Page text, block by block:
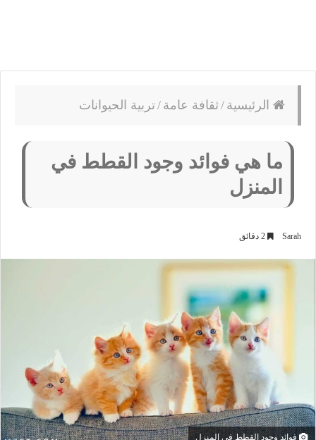
الرئيسية /ثقافة عامة /تربية الحيوانات
ما هي فوائد وجود القطط في
المنزل
Sarah
فوائد وجود القطط في المنزل